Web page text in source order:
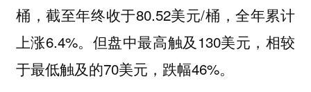
桶，截至年终收于80.52美元/桶，全年累计
上涨6.4%。但盘中最高触及130美元，相较
于最低触及的70美元，跌幅46%。